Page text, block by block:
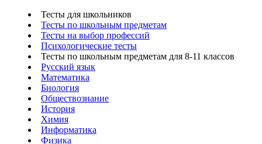
Тесты для школьников
Тесты по школьным предметам
Тесты на выбор профессий
Психологические тесты
Тесты по школьным предметам для 8-11 классов
Русский язык
Математика
Биология
Обществознание
История
Химия
Информатика
Физика